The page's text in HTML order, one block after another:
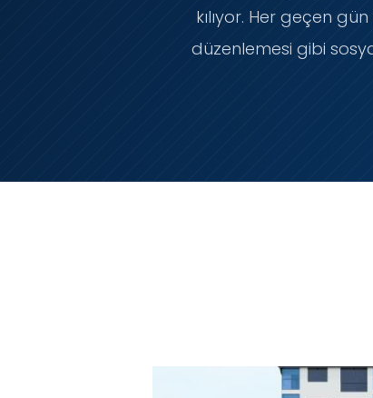
kılıyor. Her geçen
düzenlemesi gibi